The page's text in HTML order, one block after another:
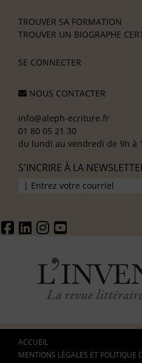
TROUVER SA FORMATION
TROUVER UN BIOGRAPHE
SE CONNECTER
NOUS CONTACTER
info@aleph-ecriture.fr
01 80 05 21 30
du lundi au vendredi de 9h à
S'INCRIRE À LA
ACCUEIL
MENTIONS LÉGALES ET POLITIQUE